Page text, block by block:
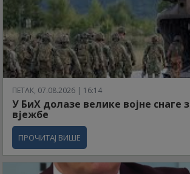
ПЕТАК, 07.08.2026 | 16:14
У БиХ долазе велике војне снаге
вјежбе
ПРОЧИТАЈ ВИШЕ